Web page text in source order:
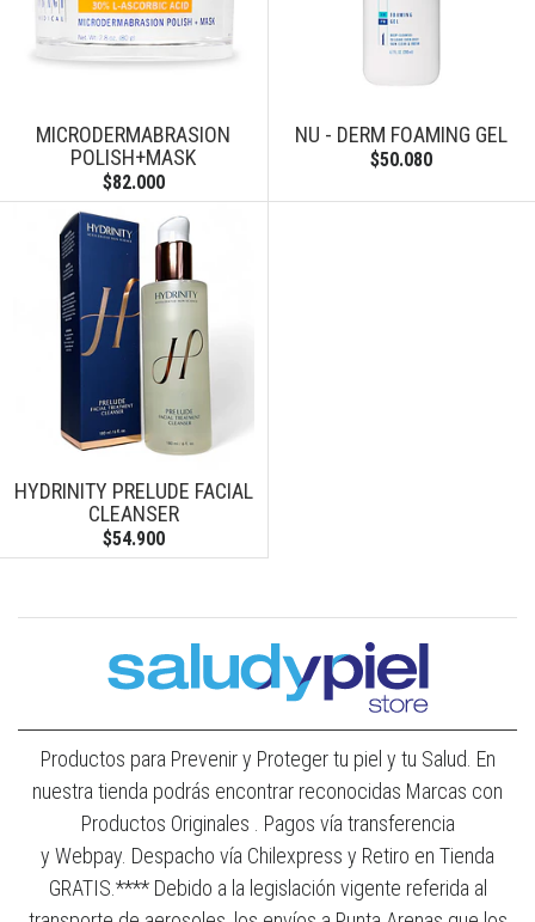
MICRODERMABRASION
POLISH+MASK
$82.000
NU - DERM FOAMING GEL
$50.080
HYDRINITY PRELUDE FACIAL
CLEANSER
$54.900
Productos para Prevenir y Proteger tu piel y tu Salud. En
nuestra tienda podrás encontrar reconocidas Marcas con
Productos Originales . Pagos vía transferencia
y Webpay. Despacho vía Chilexpress y Retiro en Tienda
GRATIS.**** Debido a la legislación vigente referida al